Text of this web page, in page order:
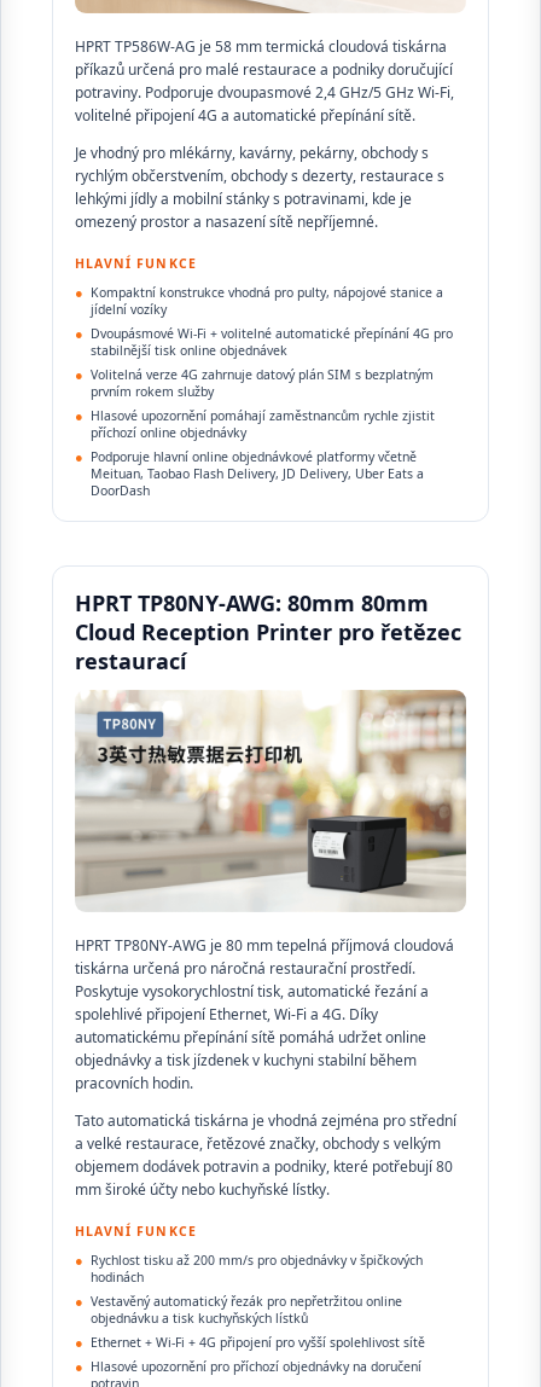
HPRT TP586W-AG je 58 mm termická cloudová tiskárna
příkazů určená pro malé restaurace a podniky doručující
potraviny. Podporuje dvoupasmové 2,4 GHz/5 GHz Wi-Fi,
volitelné připojení 4G a automatické přepínání sítě.
Je vhodný pro mlékárny, kavárny, pekárny, obchody s
rychlým občerstvením, obchody s dezerty, restaurace s
lehkými jídly a mobilní stánky s potravinami, kde je
omezený prostor a nasazení sítě nepříjemné.
HLAVNÍ FUNKCE
● Kompaktní konstrukce vhodná pro pulty, nápojové stanice a
jídelní vozíky
● Dvoupásmové Wi-Fi + volitelné automatické přepínání 4G pro
stabilnější tisk online objednávek
● Volitelná verze 4G zahrnuje datový plán SIM s bezplatným
prvním rokem služby
● Hlasové upozornění pomáhají zaměstnancům rychle zjistit
příchozí online objednávky
● Podporuje hlavní online objednávkové platformy včetně
Meituan, Taobao Flash Delivery, JD Delivery, Uber Eats a
DoorDash
HPRT TP80NY-AWG: 80mm 80mm
Cloud Reception Printer pro řetězec
restaurací
HPRT TP80NY-AWG je 80 mm tepelná příjmová cloudová
tiskárna určená pro náročná restaurační prostředí.
Poskytuje vysokorychlostní tisk, automatické řezání a
spolehlivé připojení Ethernet, Wi-Fi a 4G. Díky
automatickému přepínání sítě pomáhá udržet online
objednávky a tisk jízdenek v kuchyni stabilní během
pracovních hodin.
Tato automatická tiskárna je vhodná zejména pro střední
a velké restaurace, řetězové značky, obchody s velkým
objemem dodávek potravin a podniky, které potřebují 80
mm široké účty nebo kuchyňské lístky.
HLAVNÍ FUNKCE
● Rychlost tisku až 200 mm/s pro objednávky v špičkových
hodinách
● Vestavěný automatický řezák pro nepřetržitou online
objednávku a tisk kuchyňských lístků
● Ethernet + Wi-Fi + 4G připojení pro vyšší spolehlivost sítě
● Hlasové upozornění pro příchozí objednávky na doručení